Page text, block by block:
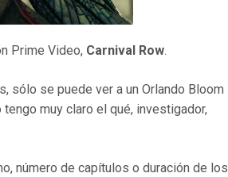
Prime Video, Carnival Row.
sólo se puede ver a un Orlando Bloom
tengo muy claro el qué, investigador,
número de capítulos o duración de los